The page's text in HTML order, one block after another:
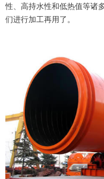
性、高持水性和低热值等诸
们进行加工再用了。